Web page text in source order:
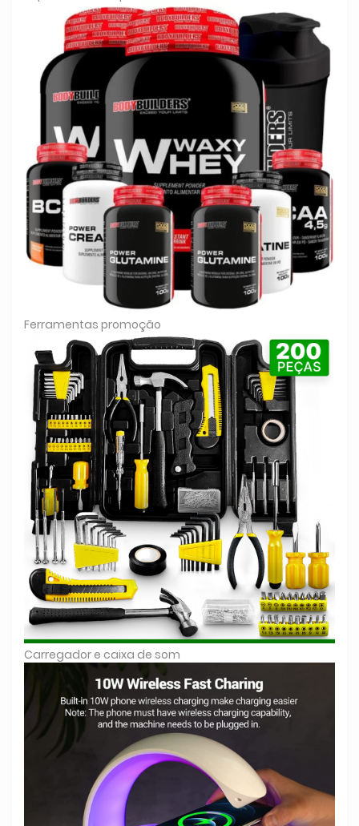
Ferramentas promoção
Carregador e caixa de som